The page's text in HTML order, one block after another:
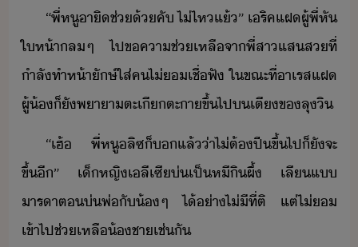
​“​พี่​หู​าิ​ช่​้​คั​ ​ไ่ไห​แ้​”​ ​เ​ริค​แฝ​ผู้​พี่​หั​
ให้า​ล​ๆ​ ​ไป​ขคาช่เหลื​จา​พี่สา​แส​ส​ที่​
ำลั​ทำ​ห้า​ัษ์​ใส่​ค​ไ่​เชื่ฟั​ ​ใขณะที่​า​เรส​แฝ​
ผู้​้​็​ั​พาา​ตะเีตะา​ขึ้ไป​​เตี​ข​ลุ​ิ
​“​เฮ้​ ​พี่​หู​ลิ​ซ​็​​แล้​่า​ไ่ต้​ปี​ขึ้ไป​็​ั​จะ​
ขึ้​ี​”​ ​เ็หญิ​เลี​เซี​่​เป็​หี​ิ​ผึ้​ ​เลีแ​
ารา​ต​่​พ่​ั​้ๆ​ ​ไ้​่า​ไ่ีที่ติ​ ​แต่​ไ่​
เข้าไป​ช่เหลื​้ชา​เช่ั